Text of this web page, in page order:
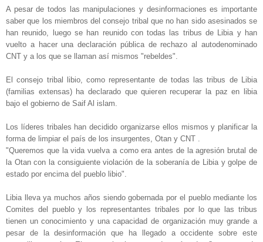
A pesar de todos las manipulaciones y desinformaciones es importante
saber que los miembros del consejo tribal que no han sido asesinados se
han reunido, luego se han reunido con todas las tribus de Libia y han
vuelto a hacer una declaración pública de rechazo al autodenominado
CNT y a los que se llaman así mismos "rebeldes".
El consejo tribal libio, como representante de todas las tribus de Libia
(familias extensas) ha declarado que quieren recuperar la paz en libia
bajo el gobierno de Saif Al islam.
Los líderes tribales han decidido organizarse ellos mismos y planificar la
forma de limpiar el país de los insurgentes, Otan y CNT .
"Queremos que la vida vuelva a como era antes de la agresión brutal de
la Otan con la consiguiente violación de la soberanía de Libia y golpe de
estado por encima del pueblo libio".
Libia lleva ya muchos años siendo gobernada por el pueblo mediante los
Comites del pueblo y los representantes tribales por lo que las tribus
tienen un conocimiento y una capacidad de organización muy grande a
pesar de la desinformación que ha llegado a occidente sobre este